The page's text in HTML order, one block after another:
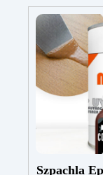
Szpachla